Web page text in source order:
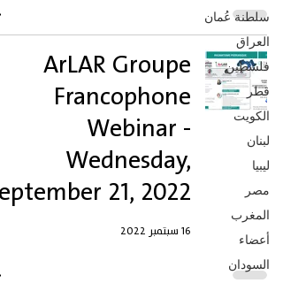
سلطنة عُمان
العراق
فلسطين
قطر
الكويت
لبنان
ليبيا
مصر
المغرب
أعضاء
السودان
ArLAR Groupe
Francophone
Webinar -
Wednesday,
21, 2022
16 سبتمبر 2022